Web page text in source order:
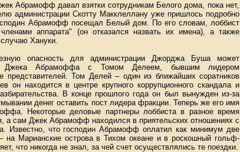
Абрамофф давал взятки сотрудникам Белого дома, пока нет,
администрации Скотту Макклеллану уже пришлось подробно
Абрамофф посещал Белый дом. По его словам, лоббист
аппарата" (он отказался назвать их имена), а также
Хануки.
опасность для администрации Джорджа Буша может
Джека Абрамоффа с Томом Делеем, бывшим лидером
представителей. Том Делей – один из ближайших соратников
он находится в центре крупного коррупционного скандала и
В конце прошлого года он был вынужден из-за
денег оставить пост лидера фракции. Теперь же его имя
Некоторые деловые партнеры лоббиста в разное время
а сам Джек Абрамофф находился в приятельских отношениях с
Известно, что господин Абрамофф оплатил как минимум две
на Марианские острова в Тихом океане и в роскошный гольф-
что никогда не знал, за чей счет осуществлялись те поездки.